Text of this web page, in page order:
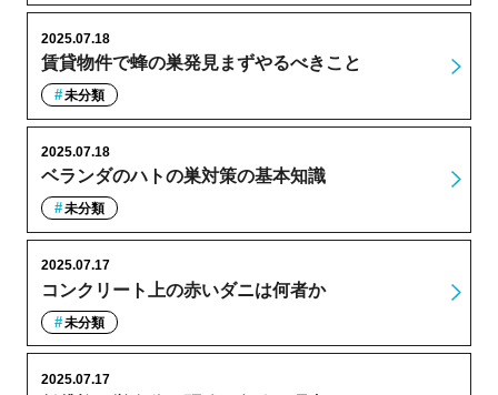
賃貸物件で蜂の巣発見まずやるべきこと
2025.07.18
未分類
ベランダのハトの巣対策の基本知識
2025.07.18
未分類
コンクリート上の赤いダニは何者か
2025.07.17
未分類
2025.07.17